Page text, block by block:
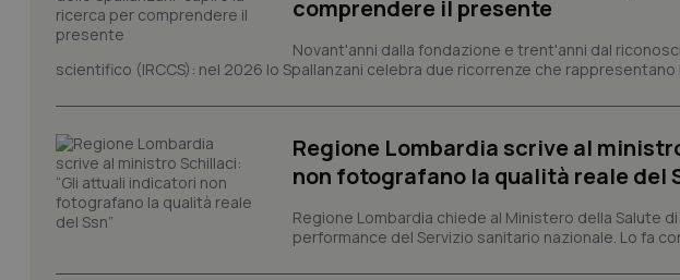
comprendere il presente
Novant'anni dalla fondazione e trent'anni dal
scientifico (IRCCS): nel 2026 lo Spallanzani celebra due ricorrenze che
Regione Lombardia scrive al
non fotografano la qualità reale del
Regione Lombardia chiede al Ministero della Salute
performance del Servizio sanitario nazionale. Lo fa
I cookie necessari contribuiscono a rendere fruibile il
e l'accesso alle aree protette del sito. Il sito web non
Nome
Fornitore /Dominio
.youtube.com